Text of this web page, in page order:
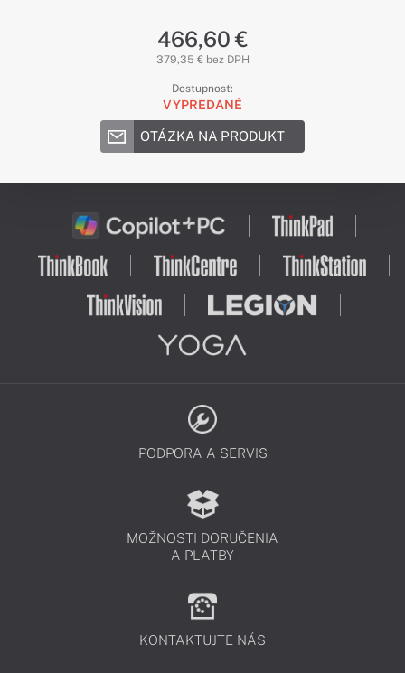
466,60 €
379,35 € bez DPH
Dostupnosť:
VYPREDANÉ
OTÁZKA NA PRODUKT
PODPORA A SERVIS
MOŽNOSTI DORUČENIA
A PLATBY
KONTAKTUJTE NÁS